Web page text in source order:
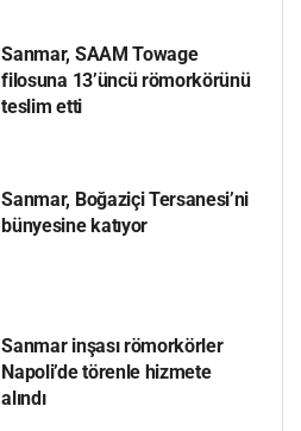
Sanmar, SAAM Towage
filosuna 13’üncü römorkörünü
teslim etti
Sanmar, Boğaziçi Tersanesi’ni
bünyesine katıyor
Sanmar inşası römorkörler
Napoli’de törenle hizmete
alındı